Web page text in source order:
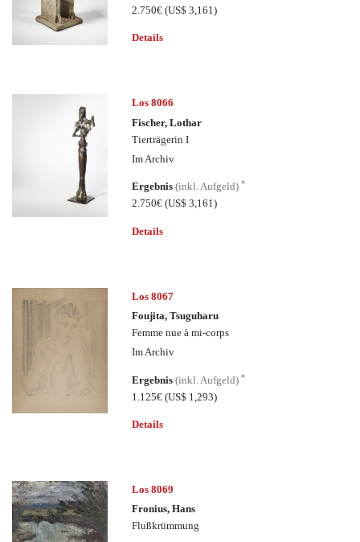
2.750€(US$ 3,161)
Details
Los 8066
Fischer, Lothar
Tierträgerin I
Im Archiv
Ergebnis(inkl. Aufgeld)*
2.750€(US$ 3,161)
Details
Los 8067
Foujita, Tsuguharu
Femme nue à mi-corps
Im Archiv
Ergebnis(inkl. Aufgeld)*
1.125€(US$ 1,293)
Details
Los 8069
Fronius, Hans
Flußkrümmung